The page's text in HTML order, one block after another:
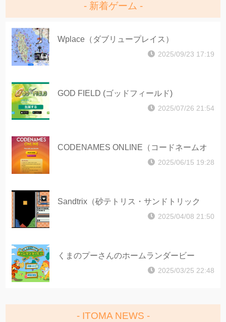
新着ゲーム
Wplace（ダブリュープレイス）
2025/09/23 17:19
GOD FIELD (ゴッドフィールド)
2025/07/26 21:54
CODENAMES ONLINE（コードネームオ
2025/06/15 19:28
Sandtrix（砂テトリス・サンドトリック
2025/04/08 21:50
くまのプーさんのホームランダービー
2025/03/25 22:48
ITOMA NEWS